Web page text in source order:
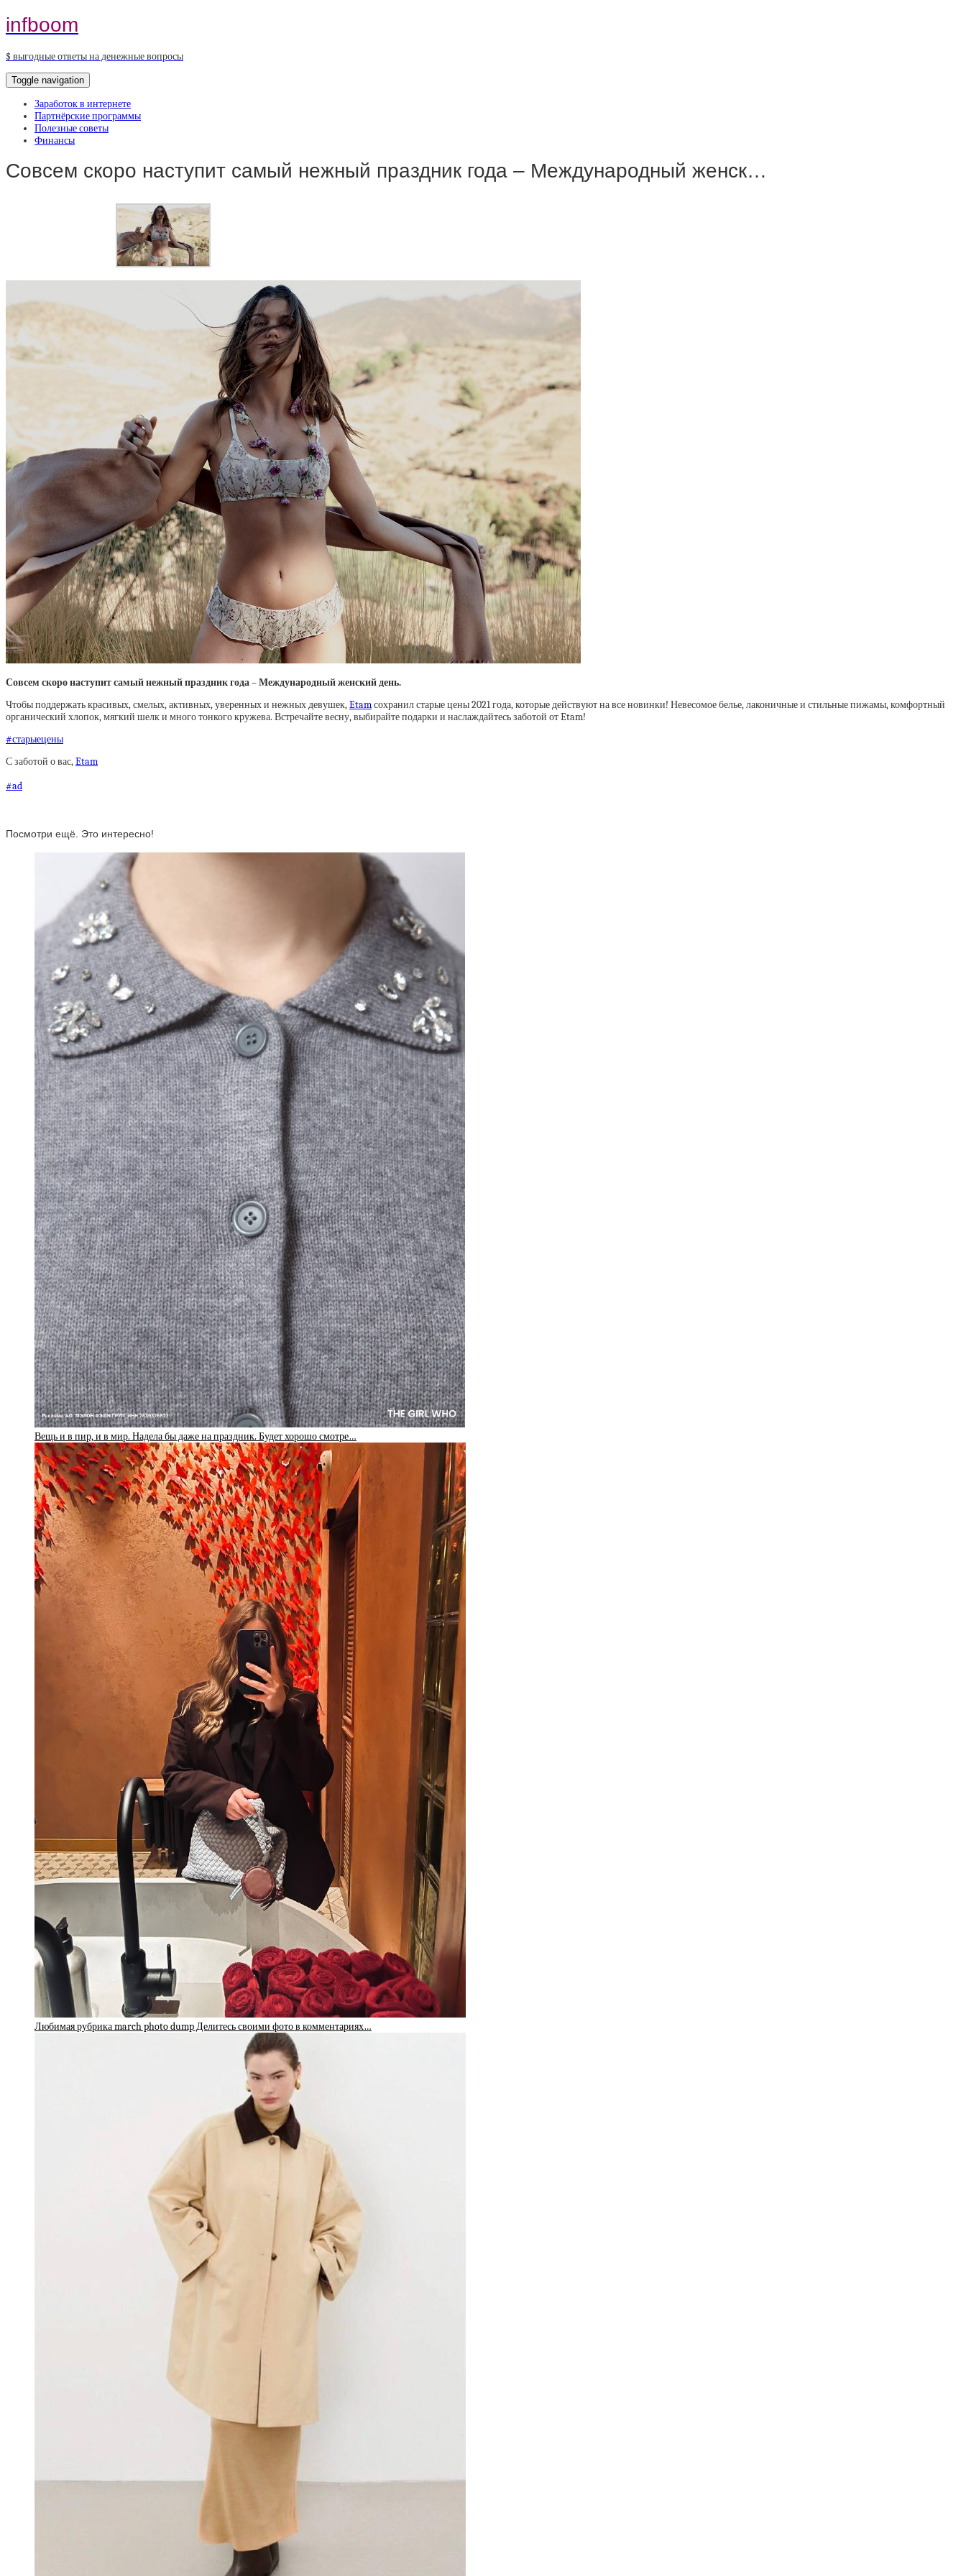
infboom
$ выгодные ответы на денежные вопросы
Toggle navigation
Заработок в интернете
Партнёрские программы
Полезные советы
Финансы
Совсем скоро наступит самый нежный праздник года – Международный женск…
Совсем скоро наступит самый нежный праздник года – Международный женский день.
Чтобы поддержать красивых, смелых, активных, уверенных и нежных девушек,Etamсохранил старые цены 2021 года, которые действуют на все новинки! Невесомое белье, лаконичные и стильные пижамы, комфортный
органический хлопок, мягкий шелк и много тонкого кружева. Встречайте весну, выбирайте подарки и наслаждайтесь заботой от Etam!
#старыецены
С заботой о вас,Etam
#ad
Посмотри ещё. Это интересно!
Вещь и в пир, и в мир. Надела бы даже на праздник. Будет хорошо смотре…
Любимая рубрика march photo dump Делитесь своими фото в комментариях…